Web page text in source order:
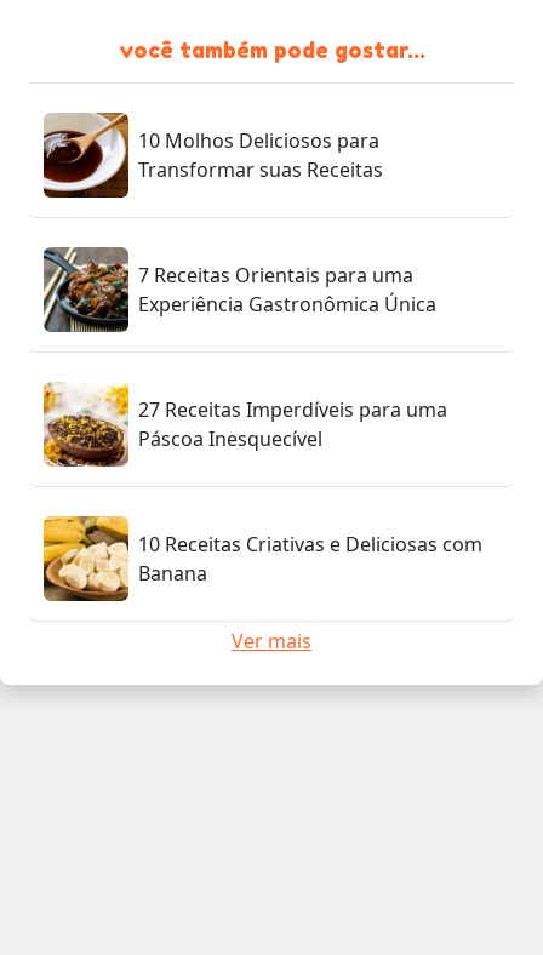
você também pode gostar...
10 Molhos Deliciosos para
Transformar suas Receitas
7 Receitas Orientais para uma
Experiência Gastronômica Única
27 Receitas Imperdíveis para uma
Páscoa Inesquecível
10 Receitas Criativas e Deliciosas com
Banana
Ver mais